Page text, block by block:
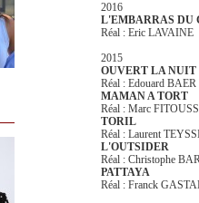
2016
L'EMBARRAS DU
Réal : Eric LAVAINE
2015
OUVERT LA
Réal : Edouard BAER
MAMAN A TORT
Réal : Marc
TORIL
Réal : Laurent
L'OUTSIDER
Réal : Christophe
PATTAYA
Réal : Franck